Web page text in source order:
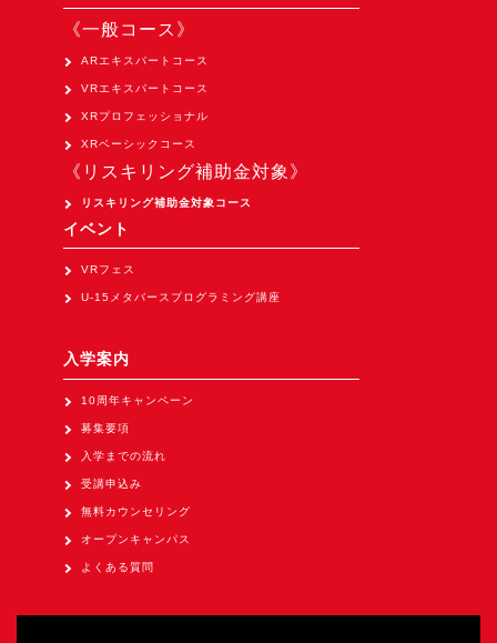
>XR Museum『Artlogue』開発中
《企業研修》
Unity研修
HoloLens 2 アプリ開発研修
《研究会》
XRビジネスフォーラム
（1/8～10東京ビッグサイト）に出展。
Tsumiki Community Day 2026
（5/27～28 秋葉原UDX）に出展。
《求人》
《一般コース》
ARエキスパートコース
VRエキスパートコース
XRプロフェッショナル
XRベーシックコース
《リスキリング補助金対象》
リスキリング補助金対象コース
イベント
VRフェス
U-15メタバースプログラミング講座
入学案内
10周年キャンペーン
募集要項
入学までの流れ
受講申込み
無料カウンセリング
オープンキャンパス
よくある質問